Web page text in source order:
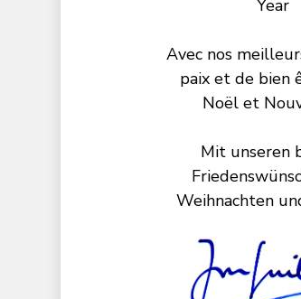
Year
Avec nos
paix et de bien
Noël et
Mit unseren
Weihnachten